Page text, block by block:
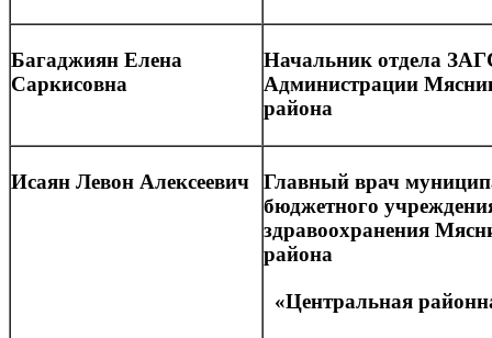
Багаджиян Елена
Саркисовна
Начальник отдела
Администрации
района
Исаян Левон Алексеевич
Главный врач
бюджетного
здравоохранения
района
«Центральная